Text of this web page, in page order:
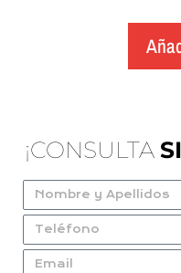
¡CONSULTA